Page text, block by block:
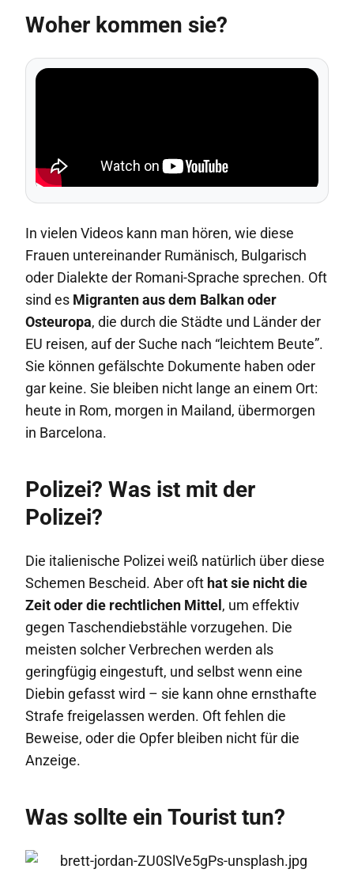
Woher kommen sie?
In vielen Videos kann man hören, wie diese
Frauen untereinander Rumänisch, Bulgarisch
oder Dialekte der Romani-Sprache sprechen. Oft
sind es Migranten aus dem Balkan oder
Osteuropa, die durch die Städte und Länder der
EU reisen, auf der Suche nach “leichtem Beute”.
Sie können gefälschte Dokumente haben oder
gar keine. Sie bleiben nicht lange an einem Ort:
heute in Rom, morgen in Mailand, übermorgen
in Barcelona.
Polizei? Was ist mit der
Polizei?
Die italienische Polizei weiß natürlich über diese
Schemen Bescheid. Aber oft hat sie nicht die
Zeit oder die rechtlichen Mittel , um effektiv
gegen Taschendiebstähle vorzugehen. Die
meisten solcher Verbrechen werden als
geringfügig eingestuft, und selbst wenn eine
Diebin gefasst wird – sie kann ohne ernsthafte
Strafe freigelassen werden. Oft fehlen die
Beweise, oder die Opfer bleiben nicht für die
Anzeige.
Was sollte ein Tourist tun?